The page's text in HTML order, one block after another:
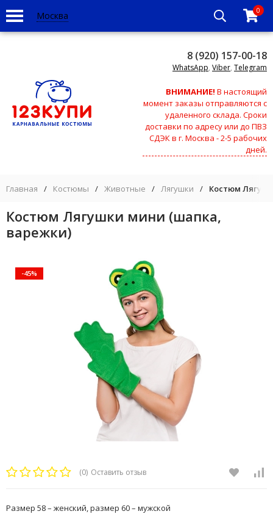
Москва 0
8 (920) 157-00-18
WhatsApp, Viber, Telegram
ВНИМАНИЕ! В настоящий
момент заказы отправляются с
удаленного склада. Сроки
доставки по адресу или до ПВЗ
СДЭК в г. Москва - 2-5 рабочих
дней.
Главная / Костюмы / Животные / Лягушки / Костюм
Костюм Лягушки мини (шапка,
варежки)
-45%
(0) Оставить отзыв
Размер 58 – женский, размер 60 – мужской